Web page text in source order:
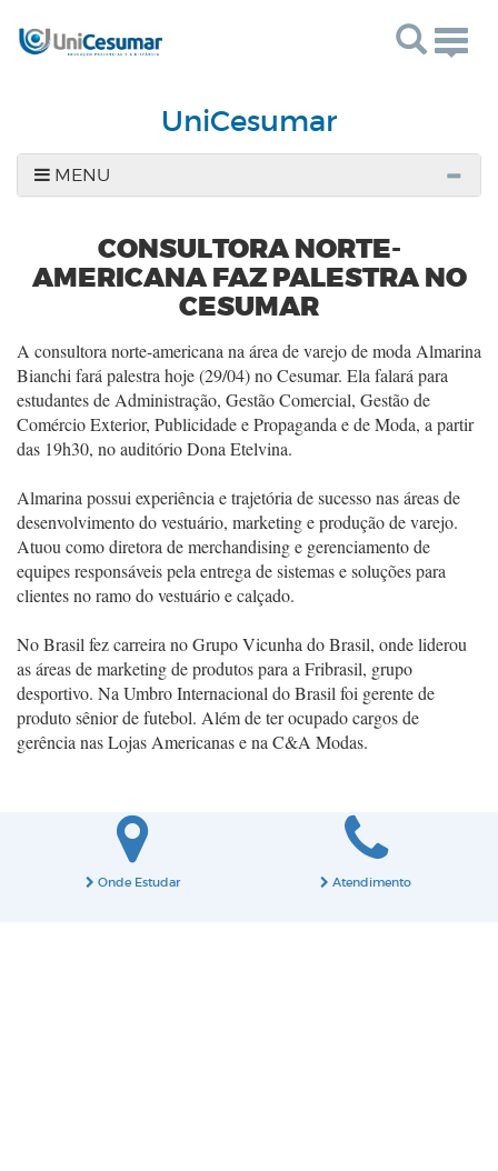
UniCesumar
MENU
CONSULTORA NORTE-
AMERICANA FAZ PALESTRA NO
CESUMAR
A consultora norte-americana na área de varejo de moda Almarina
Bianchi fará palestra hoje (29/04) no Cesumar. Ela falará para
estudantes de Administração, Gestão Comercial, Gestão de
Comércio Exterior, Publicidade e Propaganda e de Moda, a partir
das 19h30, no auditório Dona Etelvina.
Almarina possui experiência e trajetória de sucesso nas áreas de
desenvolvimento do vestuário, marketing e produção de varejo.
Atuou como diretora de merchandising e gerenciamento de
equipes responsáveis pela entrega de sistemas e soluções para
clientes no ramo do vestuário e calçado.
No Brasil fez carreira no Grupo Vicunha do Brasil, onde liderou
as áreas de marketing de produtos para a Fribrasil, grupo
desportivo. Na Umbro Internacional do Brasil foi gerente de
produto sênior de futebol. Além de ter ocupado cargos de
gerência nas Lojas Americanas e na C&A Modas.
Onde Estudar Atendimento